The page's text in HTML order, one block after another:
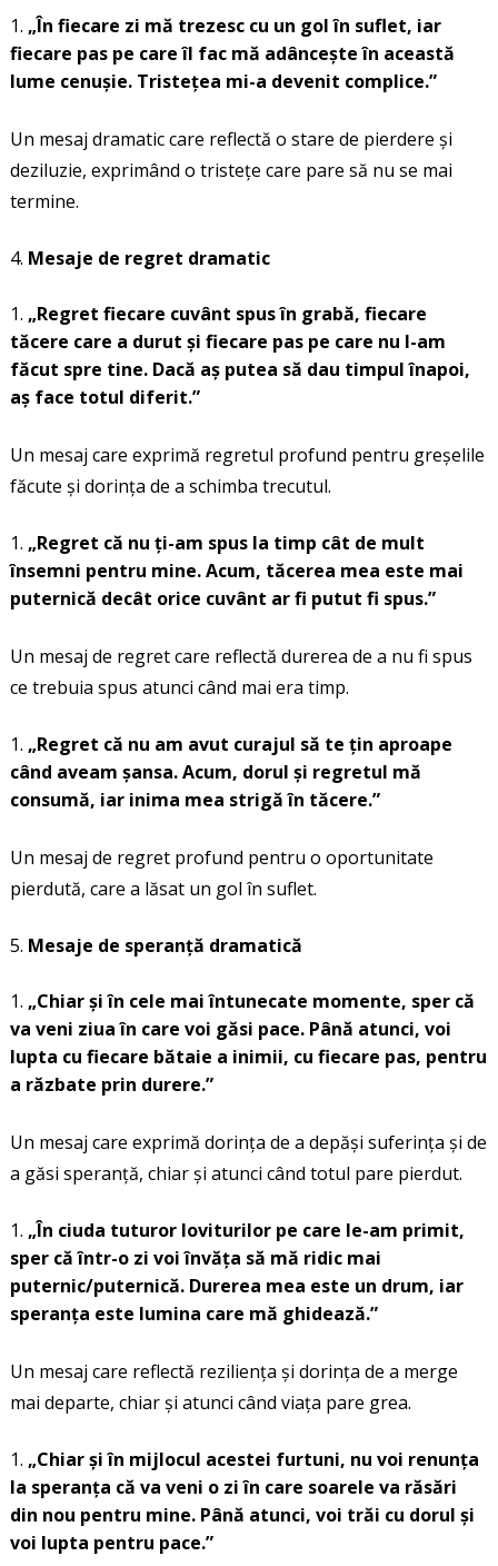
„În fiecare zi mă trezesc cu un gol în suflet, iar
fiecare pas pe care îl fac mă adâncește în această
lume cenușie. Tristețea mi-a devenit complice.”
Un mesaj dramatic care reflectă o stare de pierdere și
deziluzie, exprimând o tristețe care pare să nu se mai
termine.
Mesaje de regret dramatic
„Regret fiecare cuvânt spus în grabă, fiecare
tăcere care a durut și fiecare pas pe care nu l-am
făcut spre tine. Dacă aș putea să dau timpul înapoi,
aș face totul diferit.”
Un mesaj care exprimă regretul profund pentru greșelile
făcute și dorința de a schimba trecutul.
„Regret că nu ți-am spus la timp cât de mult
însemni pentru mine.Acum, tăcerea mea este mai
puternică decât orice cuvânt ar fi putut fi spus.”
Un mesaj de regret care reflectă durerea de a nu fi spus
ce trebuia spus atunci când mai era timp.
„Regret că nu am avut curajul să te țin aproape
când aveam șansa. Acum, dorul și regretul mă
consumă, iar inima mea strigă în tăcere.”
Un mesaj de regret profund pentru o oportunitate
pierdută, care a lăsat un gol în suflet.
Mesaje de speranță dramatică
„Chiar și în cele mai întunecate momente, sper că
va veni ziua în care voi găsi pace. Până atunci, voi
lupta cu fiecare bătaie a inimii, cu fiecare pas, pentru
a răzbate prin durere.”
Un mesaj care exprimă dorința de a depăși suferința și de
a găsi speranță, chiar și atunci când totul pare pierdut.
„În ciuda tuturor loviturilor pe care le-am primit,
sper că într-o zi voi învăța să mă ridic mai
puternic/puternică. Durerea mea este un drum, iar
speranța este lumina care mă ghidează.”
Un mesaj care reflectă reziliența și dorința de a merge
mai departe, chiar și atunci când viața pare grea.
„Chiar și în mijlocul acestei furtuni, nu voi renunța
la speranța că va veni o zi în care soarele va răsări
din nou pentru mine. Până atunci, voi trăi cu dorul și
voi lupta pentru pace.”